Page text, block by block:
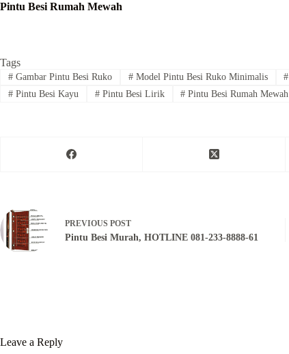
Pintu Besi Rumah Mewah
Tags
#Gambar Pintu Besi Ruko #Model Pintu Besi Ruko Minimalis #
#Pintu Besi Kayu #Pintu Besi Lirik # Pintu Besi Rumah Mewah
PREVIOUS POST
Pintu Besi Murah, HOTLINE 081-233-8888-61
Leave a Reply